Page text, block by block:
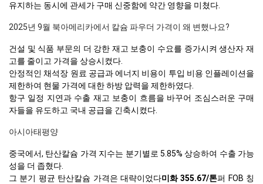
유지하는 동시에 관세가 구매 신중함에 약간 영향을 미쳤다.
2025년 9월 북아메리카에서 칼슘 파우더 가격이 왜 변했나요?
건설 및 식품 부문의 더 강한 재고 보충이 수요를 증가시켜 생산자 재
고를 줄이고 가격을 상승시켰다.
안정적인 채석장 원료 공급과 에너지 비용이 투입 비용 인플레이션을
제한하여 현물 가격에 대한 하방 압력을 제한하였다.
항구 일정 지연과 수출 재고 보충이 흐름을 바꾸어 조심스러운 구매
자들을 유도하고 국내 공급을 긴축시켰다.
아시아태평양
중국에서, 탄산칼슘 가격 지수는 분기별로 5.85% 상승하여 수출 가능
성을 더 좁혔다.
그 분기 평균 탄산칼슘 가격은 대략이었다미화 355.67/톤퍼 FOB 칭